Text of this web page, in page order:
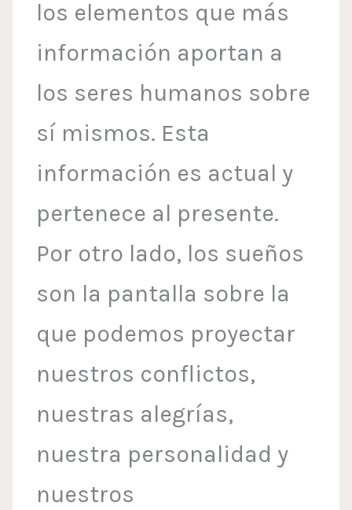
los elementos que más
información aportan a
los seres humanos sobre
sí mismos. Esta
información es actual y
pertenece al presente.
Por otro lado, los sueños
son la pantalla sobre la
que podemos proyectar
nuestros conflictos,
nuestras alegrías,
nuestra personalidad y
nuestros